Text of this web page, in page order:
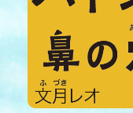
作品募集
リンク
お問い合わせ